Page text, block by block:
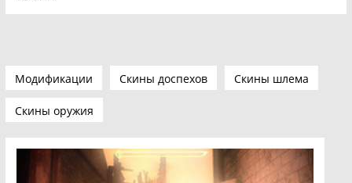
Модификации Скины доспехов Скины шлема
Скины оружия